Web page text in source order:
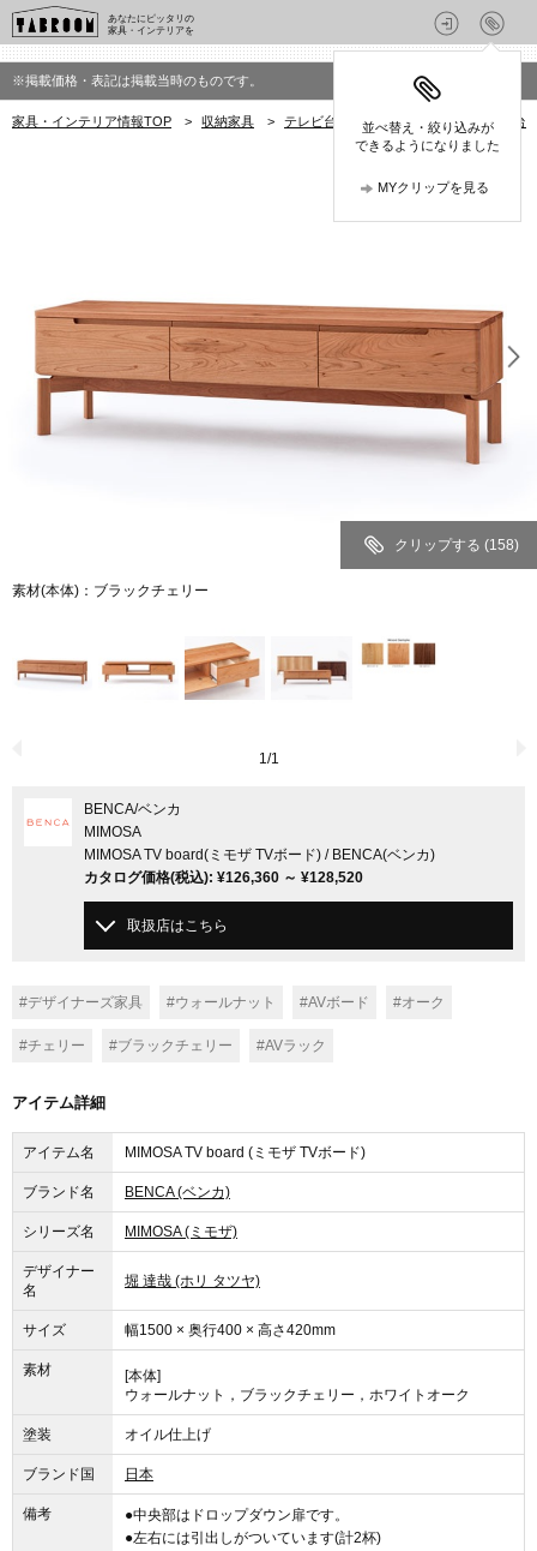
あなたにピッタリの
家具・インテリアを
並べ替え・絞り込みが
できるようになりました
MYクリップを見る
※掲載価格・表記は掲載当時のものです。
家具・インテリア情報TOP > 収納家具 > テレビ台 BENCA(ベンカ)のテレビ台
クリップする (158)
素材(本体)：ブラックチェリー
1/1
BENCA/ベンカ
MIMOSA
MIMOSA TV board(ミモザ TVボード) / BENCA(ベンカ)
カタログ価格(税込): ¥126,360 ～ ¥128,520
取扱店はこちら
#デザイナーズ家具 #ウォールナット #AVボード #オーク
#チェリー #ブラックチェリー #AVラック
アイテム詳細
アイテム名 MIMOSA TV board (ミモザ TVボード)
ブランド名 BENCA (ベンカ)
シリーズ名 MIMOSA (ミモザ)
デザイナー
名
堀 達哉 (ホリ タツヤ)
サイズ 幅1500 × 奥行400 × 高さ420mm
素材
[本体]
ウォールナット，ブラックチェリー，ホワイトオーク
塗装 オイル仕上げ
ブランド国 日本
備考
●中央部はドロップダウン扉です。
●左右には引出しがついています(計2杯)